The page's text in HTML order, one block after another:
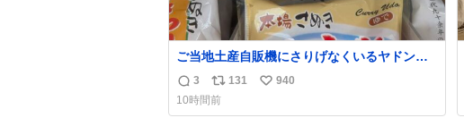
ご当地土産自販機にさりげなくいるヤドン
¥1650
返
信
3
リ
ポ
131
い
940
10時間前